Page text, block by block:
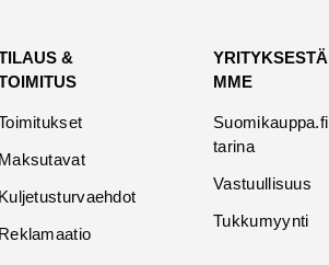
&
Maksutavat
Kuljetusturvaehdot
Reklamaatio
YRITYKSESTÄ
MME
Suomikauppa.fi
tarina
Vastuullisuus
Tukkumyynti